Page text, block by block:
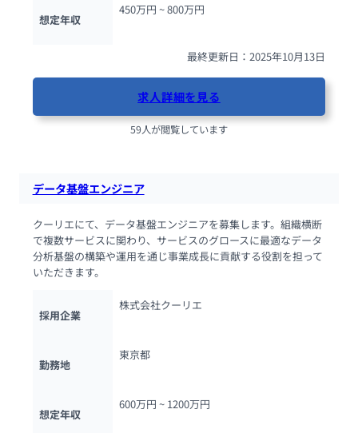
想定年収
450万円 ~ 800万円
最終更新日：2025年10月13日
求人詳細を見る
59人が閲覧しています
データ基盤エンジニア
クーリエにて、データ基盤エンジニアを募集します。組織横断
で複数サービスに関わり、サービスのグロースに最適なデータ
分析基盤の構築や運用を通じ事業成長に貢献する役割を担って
いただきます。
採用企業
株式会社クーリエ
勤務地
東京都
想定年収
600万円 ~ 1200万円